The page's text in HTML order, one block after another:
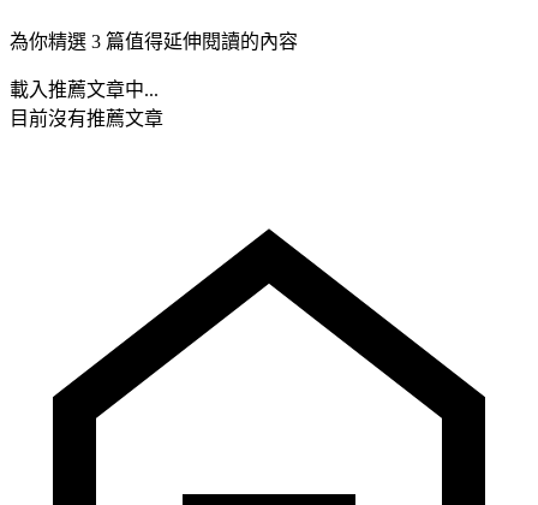
為你精選 3 篇值得延伸閱讀的內容
載入推薦文章中...
目前沒有推薦文章